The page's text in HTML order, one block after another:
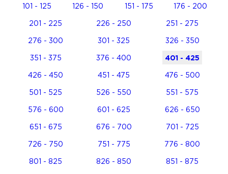
101 - 125 126 - 150 151 - 175 176 - 200
201 - 225 226 - 250 251 - 275
276 - 300 301 - 325 326 - 350
351 - 375 376 - 400 401 - 425
426 - 450 451 - 475 476 - 500
501 - 525 526 - 550 551 - 575
576 - 600 601 - 625 626 - 650
651 - 675 676 - 700 701 - 725
726 - 750 751 - 775 776 - 800
801 - 825 826 - 850 851 - 875